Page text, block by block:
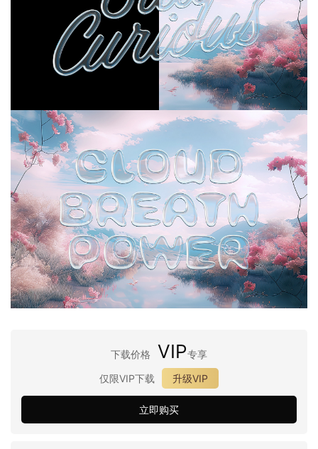
下载价格 VIP专享
仅限VIP下载
升级VIP
立即购买